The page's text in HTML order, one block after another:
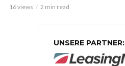
16 views 2 min read
UNSERE PARTNER: